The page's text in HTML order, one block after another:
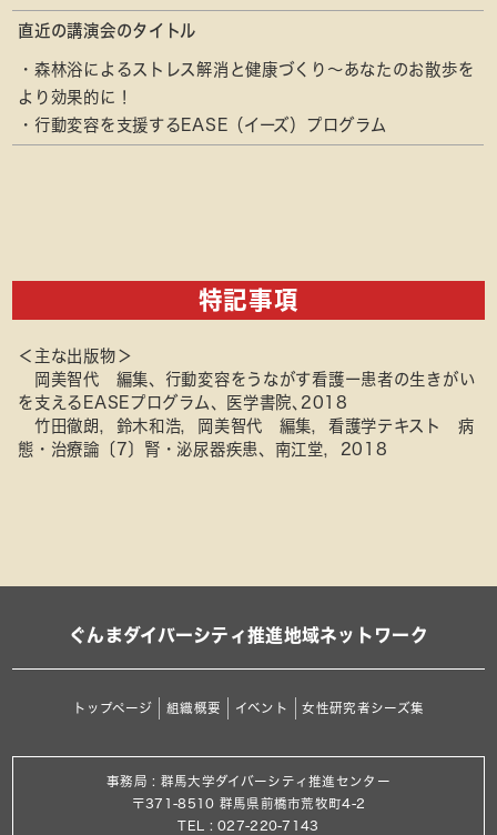
直近の講演会のタイトル
・森林浴によるストレス解消と健康づくり～あなたのお散歩を
より効果的に！
・行動変容を支援するEASE（イーズ）プログラム
特記事項
＜主な出版物＞
岡美智代 編集、行動変容をうながす看護ー患者の生きがい
を支えるEASEプログラム、医学書院､2018
竹田徹朗，鈴木和浩，岡美智代 編集，看護学テキスト 病
態・治療論〔7〕腎・泌尿器疾患、南江堂，2018
ぐんまダイバーシティ推進地域ネットワーク
トップページ 組織概要 イベント 女性研究者シーズ集
事務局 : 群馬大学ダイバーシティ推進センター
〒371-8510 群馬県前橋市荒牧町4-2
TEL : 027-220-7143